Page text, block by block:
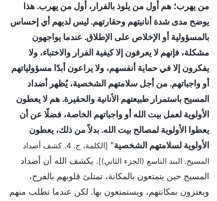
من يهرب؛ هم أول من يلوذ بالفرار، أول من يهرب. هذا
يوضح مدى شدة أنانيتهم وحقارتهم. ليس لديهم أي إحساس
بالمسؤولية أو الإخلاص على الإطلاق. عندما يواجهون
مشكلة، فإنهم لا يعرفون إلا كيفية الفرار والاختباء، ولا
يفكرون إلا في حماية أنفسهم، ولا يراعون أبدًا مسؤولياتهم
أو واجباتهم. من أجل سلامتهم الشخصية، يُظهر أضداد
المسيح باستمرار طبيعتهم الأنانية والحقيرة. هم لا يعطون
الأولوية لعمل بيت الله أو واجباتهم الخاصة، فضلًا عن أن
يعطوا الأولوية لمصالح بيت الله. بدلاً من ذلك، يعطون
الأولوية لسلامتهم الشخصية"
[الكلمة، ج. 4. كشف أضداد
المسيح. البند التاسع (الجزء الثاني)]. يكشف الله أن أضداد
المسيح حين يتمتعون بالمكانة، تمتلئ قلوبهم بالفرح،
ويعتزون بمكانتهم، ويستمتعون بها. لكن عندما تطلب منهم